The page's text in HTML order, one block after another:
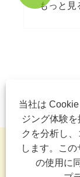
もっと見
私たち
当社は
ジング体験
クを分析し
します。こ
の使用に